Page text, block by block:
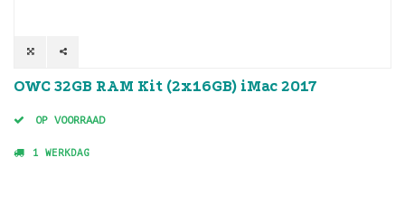
OWC 32GB RAM Kit (2x16GB) iMac 2017
OP VOORRAAD
1 WERKDAG